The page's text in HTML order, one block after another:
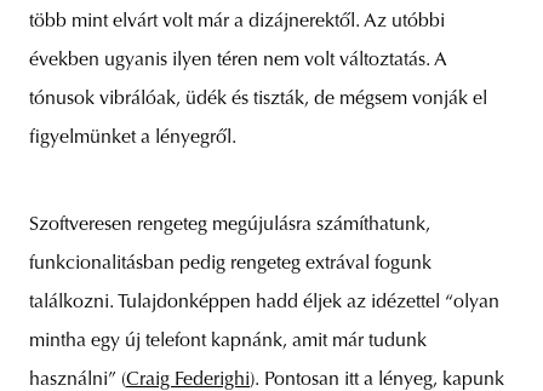
több mint elvárt volt már a dizájnerektől. Az utóbbi
években ugyanis ilyen téren nem volt változtatás. A
tónusok vibrálóak, üdék és tiszták, de mégsem vonják el
figyelmünket a lényegről.
Szoftveresen rengeteg megújulásra számíthatunk,
funkcionalitásban pedig rengeteg extrával fogunk
találkozni. Tulajdonképpen hadd éljek az idézettel “olyan
mintha egy új telefont kapnánk, amit már tudunk
használni” (Craig Federighi). Pontosan itt a lényeg, kapunk